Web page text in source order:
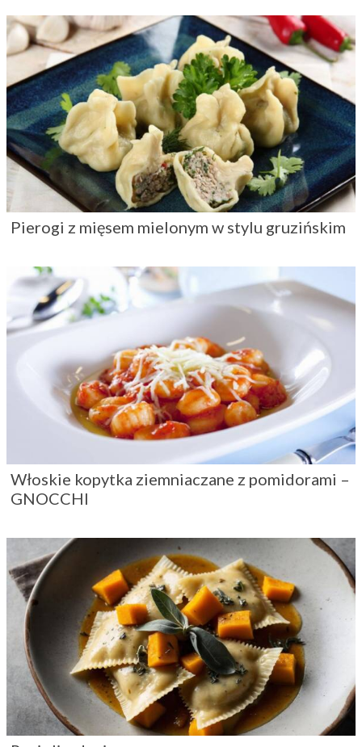
Pierogi z mięsem mielonym w stylu gruzińskim
Włoskie kopytka ziemniaczane z pomidorami –
GNOCCHI